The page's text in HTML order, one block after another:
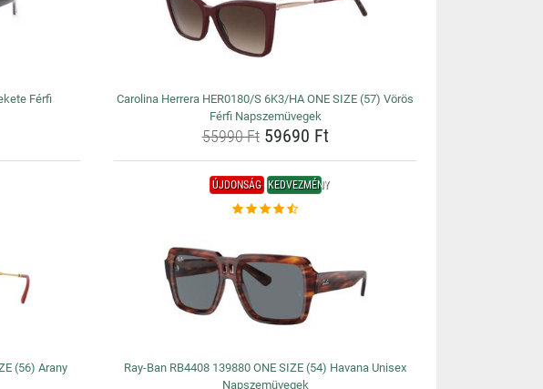
Férfi
Carolina Herrera HER0180/S 6K3/HA ONE SIZE (57) Vörös
Férfi Napszemüvegek
55990 Ft59690 Ft
(56) Arany
ÚJDONSÁG KEDVEZMÉNY
Ray-Ban RB4408 139880 ONE SIZE (54) Havana Unisex
Napszemüvegek